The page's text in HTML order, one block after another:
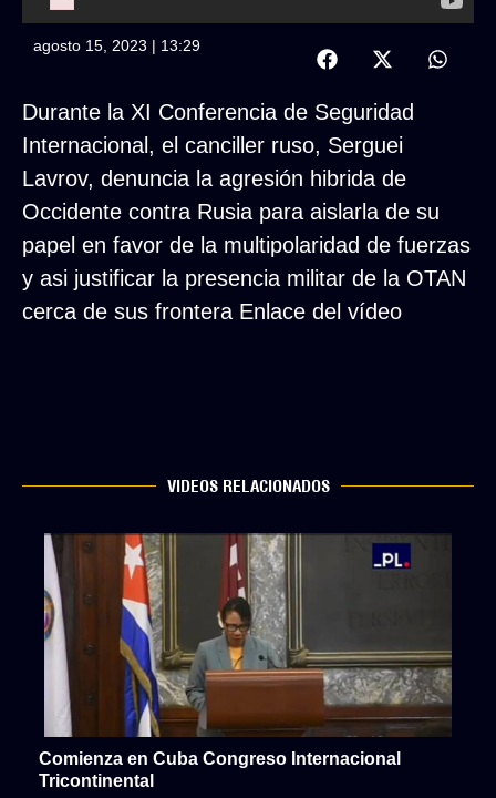
agosto 15, 2023 | 13:29
Durante la XI Conferencia de Seguridad
Internacional, el canciller ruso, Serguei
Lavrov, denuncia la agresión hibrida de
Occidente contra Rusia para aislarla de su
papel en favor de la multipolaridad de fuerzas
y asi justificar la presencia militar de la OTAN
cerca de sus frontera Enlace del vídeo
VIDEOS RELACIONADOS
Comienza en Cuba Congreso Internacional
Tricontinental
Failed to initialize plugin: wplink